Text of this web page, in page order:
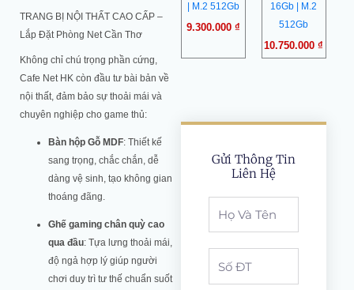
TRANG BỊ NỘI THẤT CAO CẤP –
Lắp Đặt Phòng Net Cần Thơ
Không chỉ chú trọng phần cứng,
Cafe Net HK còn đầu tư bài bản về
nội thất, đảm bảo sự thoải mái và
chuyên nghiệp cho game thủ:
Bàn hộp Gỗ MDF: Thiết kế
sang trọng, chắc chắn, dễ
dàng vệ sinh, tạo không gian
thoáng đãng.
Ghế gaming chân quỳ cao
qua đầu: Tựa lưng thoải mái,
độ ngả hợp lý giúp người
chơi duy trì tư thế chuẩn suốt
| M.2 512Gb
9.300.000 ₫
16Gb | M.2
512Gb
10.750.000₫
Gửi Thông Tin
Liên Hệ
Name